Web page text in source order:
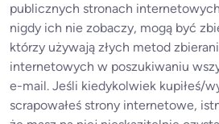
publicznych stronach
nigdy ich nie zobaczy, mogą być
którzy używają złych metod
internetowych w poszukiwaniu
e-mail. Jeśli kiedykolwiek kupiłeś/
scrapowałeś strony internetowe,